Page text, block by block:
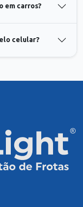
em carros?
celular?